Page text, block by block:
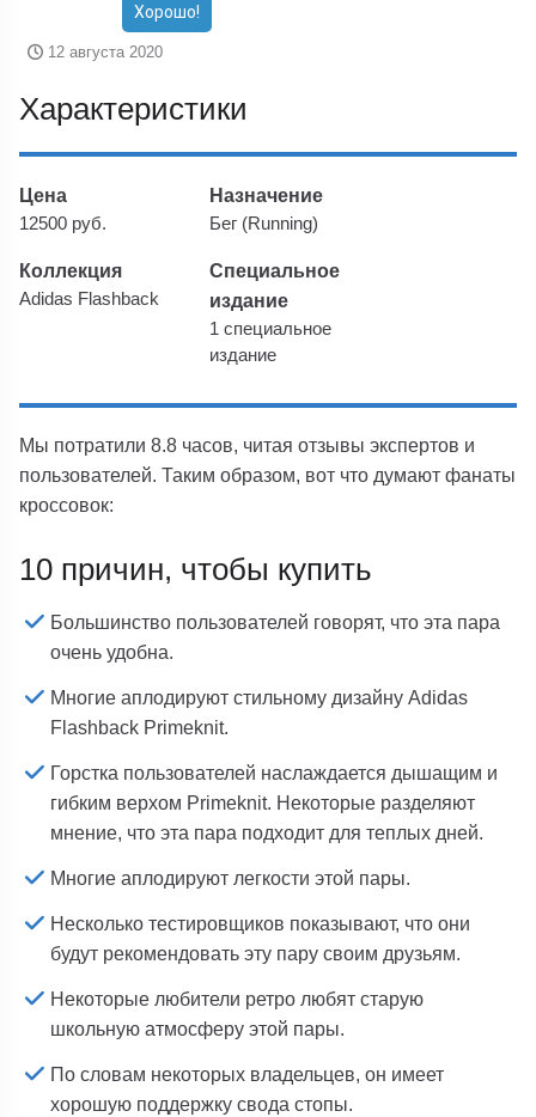
Хорошо!
12 августа 2020
Характеристики
Цена
12500 руб.
Назначение
Бег (Running)
Коллекция
Adidas Flashback
Специальное
издание
1 специальное
издание
Мы потратили 8.8 часов, читая отзывы экспертов и
пользователей. Таким образом, вот что думают фанаты
кроссовок:
10 причин, чтобы купить
Большинство пользователей говорят, что эта пара
очень удобна.
Многие аплодируют стильному дизайну Adidas
Flashback Primeknit.
Горстка пользователей наслаждается дышащим и
гибким верхом Primeknit. Некоторые разделяют
мнение, что эта пара подходит для теплых дней.
Многие аплодируют легкости этой пары.
Несколько тестировщиков показывают, что они
будут рекомендовать эту пару своим друзьям.
Некоторые любители ретро любят старую
школьную атмосферу этой пары.
По словам некоторых владельцев, он имеет
хорошую поддержку свода стопы.